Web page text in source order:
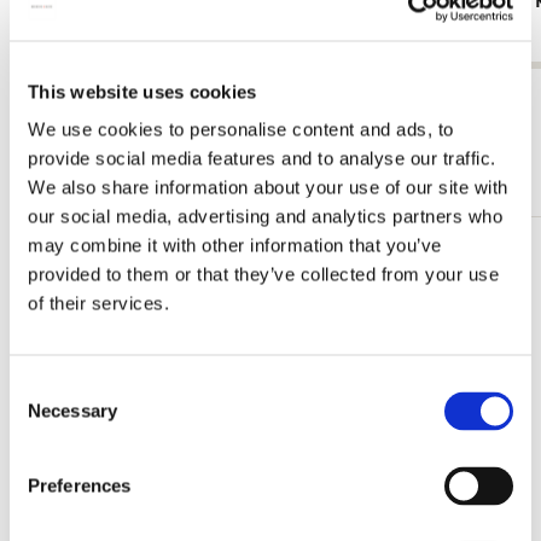
This website uses cookies
We use cookies to personalise content and ads, to
provide social media features and to analyse our traffic.
We also share information about your use of our site with
our social media, advertising and analytics partners who
may combine it with other information that you’ve
provided to them or that they’ve collected from your use
of their services.
Selection
Necessary
Preferences
Alle anzeigen von Kees van Dongen
Mehr von Singer, Laren
Zur
Wunschliste